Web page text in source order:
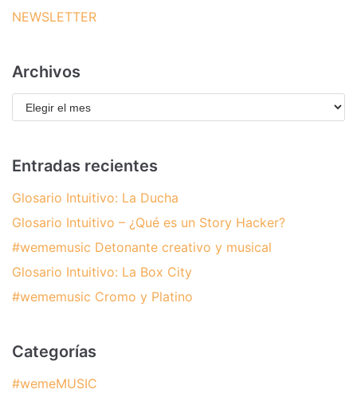
NEWSLETTER
Archivos
Entradas recientes
Glosario Intuitivo: La Ducha
Glosario Intuitivo – ¿Qué es un Story Hacker?
#wememusic Detonante creativo y musical
Glosario Intuitivo: La Box City
#wememusic Cromo y Platino
Categorías
#wemeMUSIC